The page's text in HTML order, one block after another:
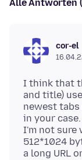
Alle Antworten
cor-el
I think that
and title)
newest
in your case.
I'm not sure
512*1024
a long URL